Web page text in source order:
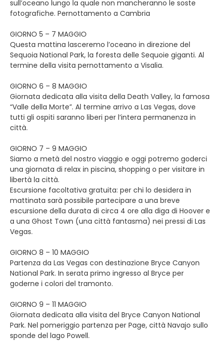
sull’oceano lungo la quale non mancheranno le soste
fotografiche. Pernottamento a Cambria
GIORNO 5 – 7 MAGGIO
Questa mattina lasceremo l’oceano in direzione del
Sequoia National Park, la foresta delle Sequoie giganti. Al
termine della visita pernottamento a Visalia.
GIORNO 6 – 8 MAGGIO
Giornata dedicata alla visita della Death Valley, la famosa
“Valle della Morte”. Al termine arrivo a Las Vegas, dove
tutti gli ospiti saranno liberi per l’intera permanenza in
città.
GIORNO 7 – 9 MAGGIO
Siamo a metà del nostro viaggio e oggi potremo goderci
una giornata di relax in piscina, shopping o per visitare in
libertà la città.
Escursione facoltativa gratuita: per chi lo desidera in
mattinata sarà possibile partecipare a una breve
escursione della durata di circa 4 ore alla diga di Hoover e
a una Ghost Town (una città fantasma) nei pressi di Las
Vegas.
GIORNO 8 – 10 MAGGIO
Partenza da Las Vegas con destinazione Bryce Canyon
National Park. In serata primo ingresso al Bryce per
goderne i colori del tramonto.
GIORNO 9 – 11 MAGGIO
Giornata dedicata alla visita del Bryce Canyon National
Park. Nel pomeriggio partenza per Page, città Navajo sullo
sponde del lago Powell.